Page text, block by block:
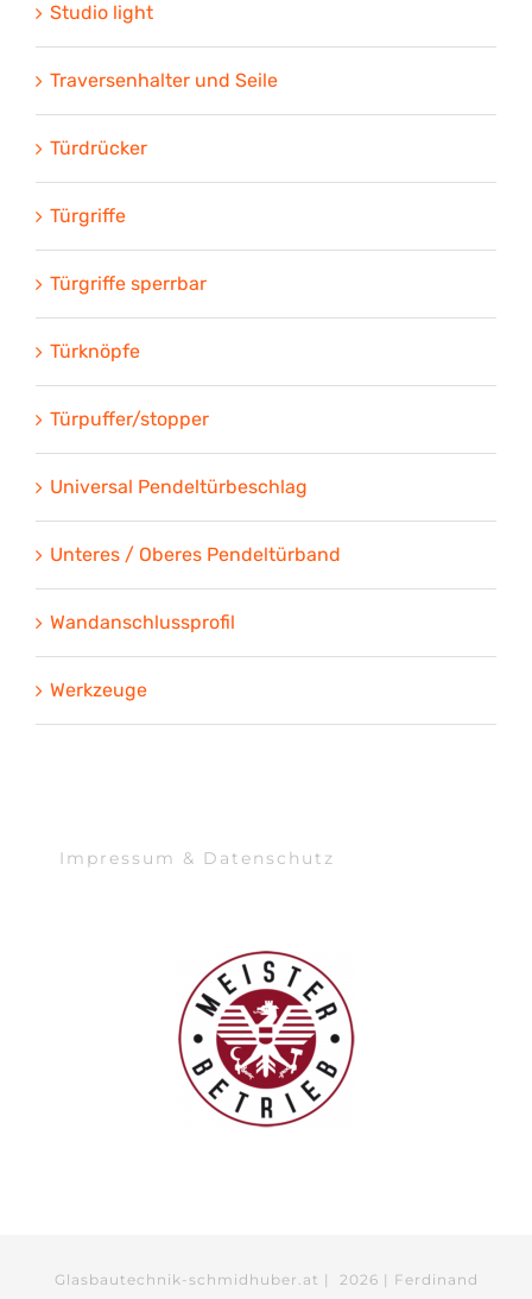
Studio light
Traversenhalter und Seile
Türdrücker
Türgriffe
Türgriffe sperrbar
Türknöpfe
Türpuffer/stopper
Universal Pendeltürbeschlag
Unteres / Oberes Pendeltürband
Wandanschlussprofil
Werkzeuge
Impressum & Datenschutz
Glasbautechnik-schmidhuber.at | 2026 | Ferdinand